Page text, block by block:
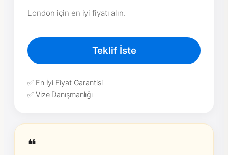
London için en iyi fiyatı alın.
Teklif İste
✅ En İyi Fiyat Garantisi
✅ Vize Danışmanlığı
❝